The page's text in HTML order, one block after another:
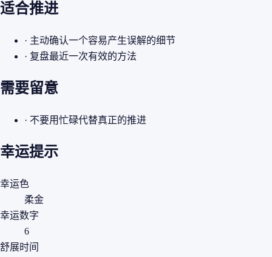
适合推进
· 主动确认一个容易产生误解的细节
· 复盘最近一次有效的方法
需要留意
· 不要用忙碌代替真正的推进
幸运提示
幸运色
柔金
幸运数字
6
舒展时间